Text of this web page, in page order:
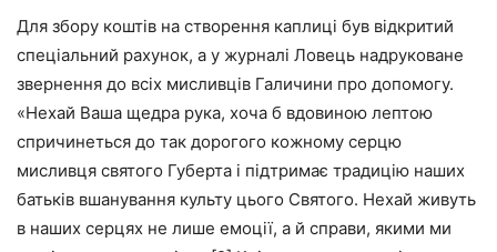
Для збору коштів на створення каплиці був відкритий
спеціальний рахунок, а у журналі Ловець надруковане
звернення до всіх мисливців Галичини про допомогу.
«Нехай Ваша щедра рука, хоча б вдовиною лептою
спричинеться до так дорогого кожному серцю
мисливця святого Губерта і підтримає традицію наших
батьків вшанування культу цього Святого. Нехай живуть
в наших серцях не лише емоції, а й справи, якими ми